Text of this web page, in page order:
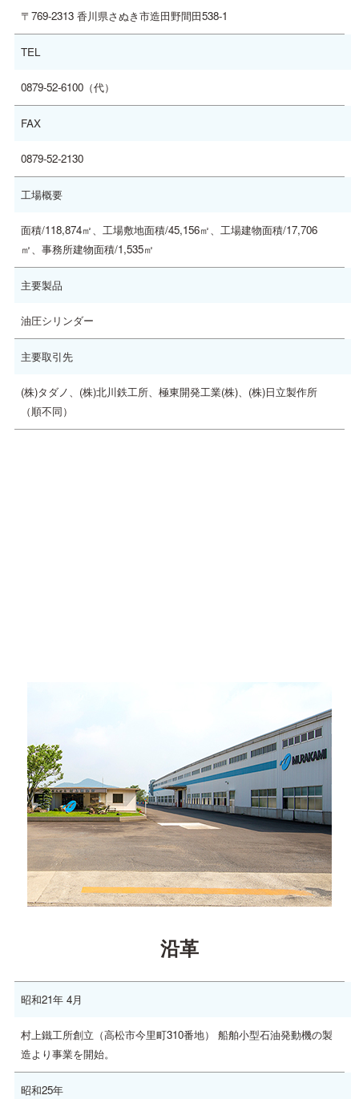
〒769-2313 香川県さぬき市造田野間田538-1
TEL
0879-52-6100（代）
FAX
0879-52-2130
工場概要
面積/118,874㎡、工場敷地面積/45,156㎡、工場建物面積/17,706
㎡、事務所建物面積/1,535㎡
主要製品
油圧シリンダー
主要取引先
(株)タダノ、(株)北川鉄工所、極東開発工業(株)、(株)日立製作所
（順不同）
沿革
昭和21年 4月
村上鐵工所創立（高松市今里町310番地） 船舶小型石油発動機の製
造より事業を開始。
昭和25年